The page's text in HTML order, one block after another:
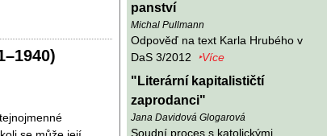
panství
Michal Pullmann
Odpověď na text Karla Hrubého v
DaS 3/2012
‣Více
"Literární kapitalističtí
zaprodanci"
Jana Davidová Glogarová
Soudní proces s katolickými